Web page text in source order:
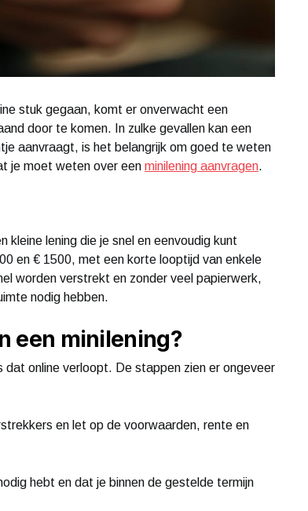
stuk gegaan, komt er onverwacht een
door te komen. In zulke gevallen kan een
aanvraagt, is het belangrijk om goed te weten
je moet weten over een minilening aanvragen.
kleine lening die je snel en eenvoudig kunt
en € 1500, met een korte looptijd van enkele
worden verstrekt en zonder veel papierwerk,
nodig hebben.
een minilening?
dat online verloopt. De stappen zien er ongeveer
en let op de voorwaarden, rente en
hebt en dat je binnen de gestelde termijn